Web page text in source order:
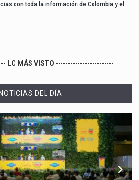
con toda la información de Colombia y el
LO MÁS VISTO ------------------------
NOTICIAS DEL DÍA